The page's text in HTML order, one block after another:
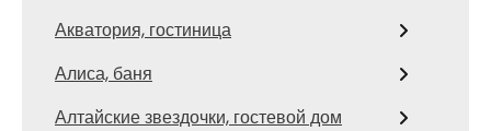
Акватория, гостиница
Алиса, баня
Алтайские звездочки, гостевой дом